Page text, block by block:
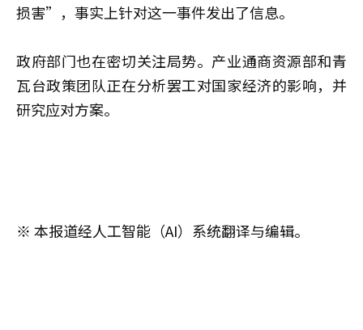
损害”，事实上针对这一事件发出了信息。
政府部门也在密切关注局势。产业通商资源部和青
瓦台政策团队正在分析罢工对国家经济的影响，并
研究应对方案。
※ 本报道经人工智能（AI）系统翻译与编辑。